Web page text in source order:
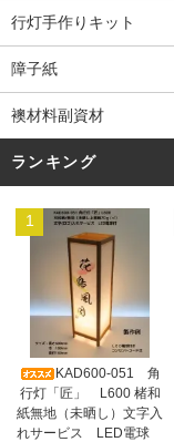
行灯手作りキット
障子紙
襖材料副資材
ランキング
1
KAD600-051 角
行灯「匠」 L600 楮和
紙無地（未晒し）文字入
れサービス LED電球